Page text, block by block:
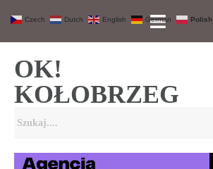
OK!
KOŁOBRZEG
Czech Dutch English German Polish